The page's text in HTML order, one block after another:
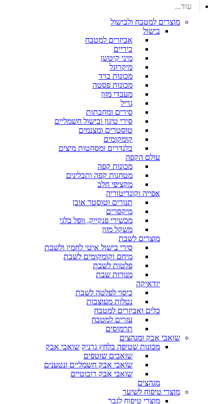
עוד...
מוצרים למטבח ולבישול
בישול
אביזרים למטבח
כיריים
מיני קיטשן
מיקרוגל
מכונות ברד
מכונות פסטה
מעבדי מזון
גריל
סירים ומחבתות
סירי טיגון ובישול חשמליים
טוסטרים ומצנמים
קומקומים
בלנדרים ומסחטות מיצים
עולם הקפה
מכונות קפה
מטחנות קפה ותבלינים
מקציפי חלב
אפייה וקונדיטוריה
תנורים וטוסטר אובן
מיקסרים
מכשירי פנקייק, וופל בלגי
משקל מזון
מוצרים לשבת
סירי בישול איטי לחמין ולשבת
מיחם וקומקומים לשבת
פלטות לשבת
מנורות שבת
יודאיקה
כיסוי לפלטה לשבת
נטלות מעוצבות
כלים ואביזרים למטבח
עזרים למטבח
תרמוסים
שואבי אבק ומגהצים
מכונות שטיפה בלחץ גרניק שואבי אבק
שואבים שוטפים
שואבי אבק חשמליים ונטענים
שואבי אבק רובוטיים
מגהצים
מוצרי טיפוח לשיער
מוצרי טיפוח לגבר